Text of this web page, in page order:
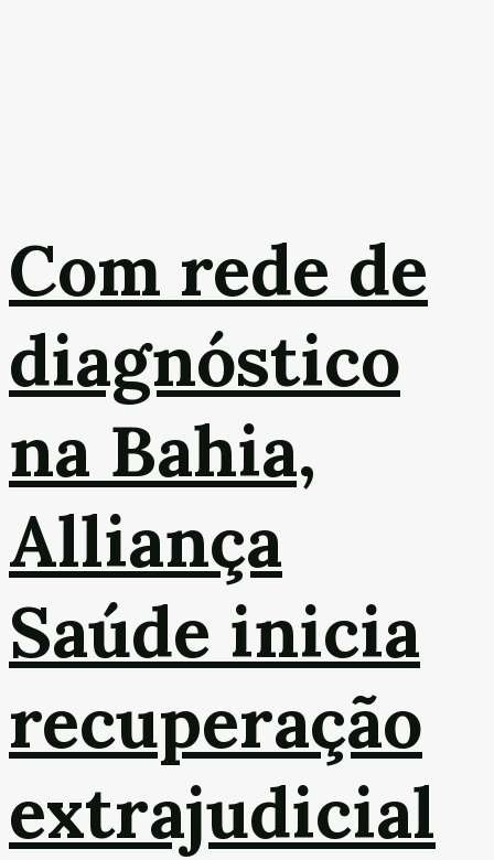
Com rede de
diagnóstico
na Bahia,
Alliança
Saúde inicia
recuperação
extrajudicial